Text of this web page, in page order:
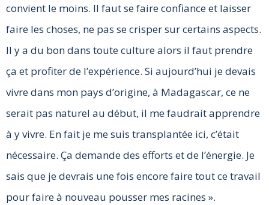
convient le moins. Il faut se faire confiance et laisser
faire les choses, ne pas se crisper sur certains aspects.
Il y a du bon dans toute culture alors il faut prendre
ça et profiter de l’expérience. Si aujourd’hui je devais
vivre dans mon pays d’origine, à Madagascar, ce ne
serait pas naturel au début, il me faudrait apprendre
à y vivre. En fait je me suis transplantée ici, c’était
nécessaire. Ça demande des efforts et de l’énergie. Je
sais que je devrais une fois encore faire tout ce travail
pour faire à nouveau pousser mes racines ».